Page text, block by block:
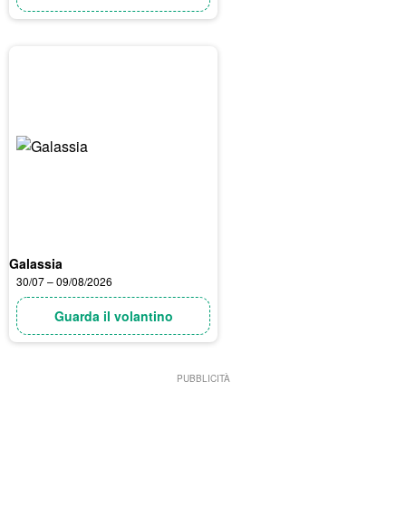
Galassia
30/07 – 09/08/2026
Guarda il volantino
PUBBLICITÀ